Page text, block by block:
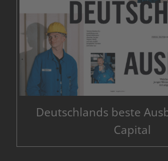
Deutschlands beste
Capital